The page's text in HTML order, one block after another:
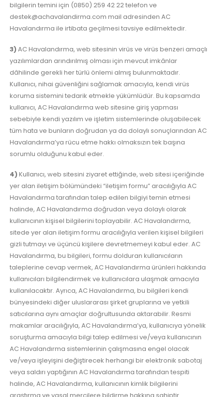
bilgilerin temini için (0850) 259 42 22 telefon ve
destek@achavalandirma.com mail adresinden AC
Havalandırma ile irtibata geçilmesi tavsiye edilmektedir.
3)AC Havalandırma, web sitesinin virüs ve virüs benzeri amaçlı
yazılımlardan arındırılmış olması için mevcut imkânlar
dâhilinde gerekli her türlü önlemi almış bulunmaktadır.
Kullanıcı, nihai güvenliğini sağlamak amacıyla, kendi virüs
koruma sistemini tedarik etmekle yükümlüdür. Bu kapsamda
kullanıcı, AC Havalandırma web sitesine giriş yapması
sebebiyle kendi yazılım ve işletim sistemlerinde oluşabilecek
tüm hata ve bunların doğrudan ya da dolaylı sonuçlarından AC
Havalandırma’ya rücu etme hakkı olmaksızın tek başına
sorumlu olduğunu kabul eder.
4)Kullanıcı, web sitesini ziyaret ettiğinde, web sitesi içeriğinde
yer alan iletişim bölümündeki “iletişim formu” aracılığıyla AC
Havalandırma tarafından talep edilen bilgiyi temin etmesi
halinde, AC Havalandırma doğrudan veya dolaylı olarak
kullanıcının kişisel bilgilerini toplayabilir. AC Havalandırma,
sitede yer alan iletişim formu aracılığıyla verilen kişisel bilgileri
gizli tutmayı ve üçüncü kişilere devretmemeyi kabul eder. AC
Havalandırma, bu bilgileri, formu dolduran kullanıcıların
taleplerine cevap vermek, AC Havalandırma ürünleri hakkında
kullanıcıları bilgilendirmek ve kullanıcılara ulaşmak amacıyla
kullanılacaktır. Ayrıca, AC Havalandırma, bu bilgileri kendi
bünyesindeki diğer uluslararası şirket gruplarına ve yetkili
satıcılarına aynı amaçlar doğrultusunda aktarabilir. Resmi
makamlar aracılığıyla, AC Havalandırma’ya, kullanıcıya yönelik
soruşturma amacıyla bilgi talep edilmesi ve/veya kullanıcının
AC Havalandırma sistemlerinin çalışmasına engel olacak
ve/veya işleyişini değiştirecek herhangi bir elektronik sabotaj
veya saldırı yaptığının AC Havalandırma tarafından tespiti
halinde, AC Havalandırma, kullanıcının kimlik bilgilerini